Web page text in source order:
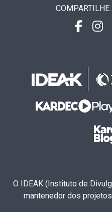
O IDEAK (Instituto de
mantenedor dos